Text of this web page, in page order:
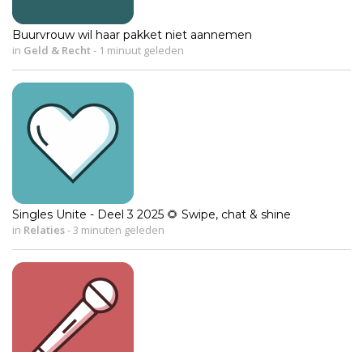
Buurvrouw wil haar pakket niet aannemen
in Geld & Recht- 1 minuut geleden
Singles Unite - Deel 3 2025 🌻 Swipe, chat & shine
in Relaties- 3 minuten geleden